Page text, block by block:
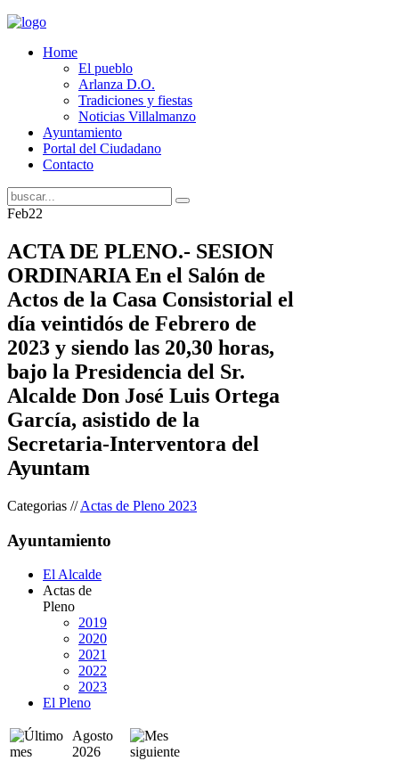
Home
El pueblo
Arlanza D.O.
Tradiciones y fiestas
Noticias Villalmanzo
Ayuntamiento
Portal del Ciudadano
Contacto
Feb22
ACTA DE PLENO.- SESION
ORDINARIA En el Salón de
Actos de la Casa Consistorial el
día veintidós de Febrero de
2023 y siendo las 20,30 horas,
bajo la Presidencia del Sr.
Alcalde Don José Luis Ortega
García, asistido de la
Secretaria-Interventora del
Ayuntam
Categorias //Actas de Pleno 2023
Ayuntamiento
El Alcalde
Actas de
Pleno
2019
2020
2021
2022
2023
El Pleno
Agosto
2026